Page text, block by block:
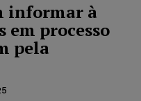
informar à
em processo
pela